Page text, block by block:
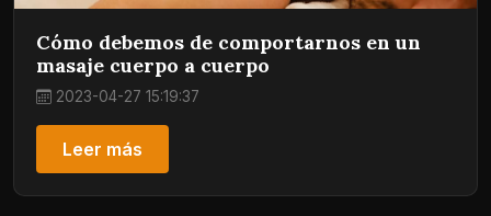
Cómo debemos de comportarnos en un
masaje cuerpo a cuerpo
2023-04-27 15:19:37
Leer más